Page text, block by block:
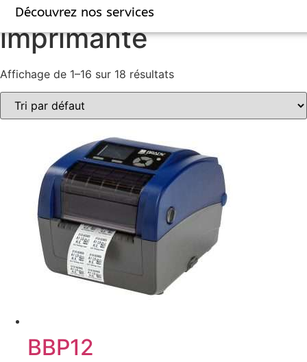
Découvrez nos services
Accueil/ Produits identifiés “imprimante”
imprimante
Affichage de 1–16 sur 18 résultats
BBP12